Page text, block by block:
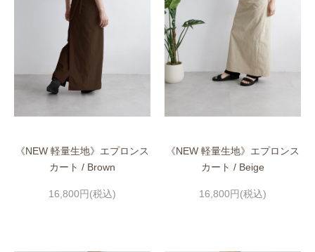
《NEW 軽量生地》エプロンス
カート / Brown
16,800円(税込)
《NEW 軽量生地》エプロンス
カート / Beige
16,800円(税込)